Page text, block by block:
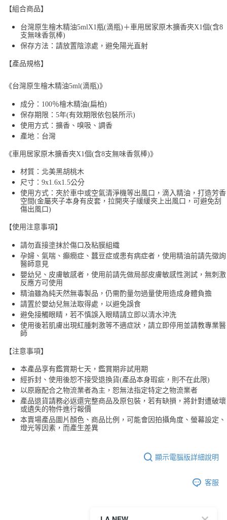
【組合商品】
台灣原生檜木精油5mlX1瓶(滴瓶)＋車用居家原木擴香夾X1個(含8
支無味香氛棒)
保存方法：請放置陰涼處，避免陽光直射
【產品規格】
《台灣原生檜木精油5ml(滴瓶)》
成分：100％檜木精油(扁柏)
保存期限：5年(有效期限依包裝所示)
使用方式：擴香、嗅吸、調香
產地：台灣
《車用居家原木擴香夾X1個(含8支無味香氛棒)》
材質：北美黑胡桃木
尺寸：9x1.6x1.5公分
使用方式：夾於車中或空氣清淨機等出風口，滴入精油，打造芳香
空間(金屬夾子本身有皮套，拉開夾子緩緩夾上出風口，可避免刮
傷出風口)
【使用注意事項】
請勿直接塗抹於傷口及粘膜組織
孕婦、氣喘、癲癇症、蠺豆症或患有病症者，使用精油前請先徵詢
醫師意見
嬰幼兒、皮膚敏感者，使用前請先做局部皮膚敏感性測試，無刺激
反應方可使用
精油雖為純天然無毒製品，仍需酌量勿過量使用造成身體負擔
請置於嬰幼兒無法取得處，以避免誤食
避免接觸眼睛，若不慎誤入眼睛請立即以清水沖洗
使用後若肌膚出現紅腫刺激等不適症狀，請立即停用並請教專業醫
師
【注意事項】
本產品享有鑑賞期七天，鑑賞期非試用期
經拆封、使用後恕不接受退換貨(產品本身瑕疵，則不在此限)
以原廠配合之物流業者為主，恕無法指定特定之物流業者
產品退貨請務必返還完整商品及原包裝，若有缺損，將針對遭破壞
或遺失的物件進行報價
本賣場產品圖片顏色、商品比例，可能會因拍攝角度、螢幕設定、
燈光等因素，而產生差異
顯示電腦版詳細說明
客服